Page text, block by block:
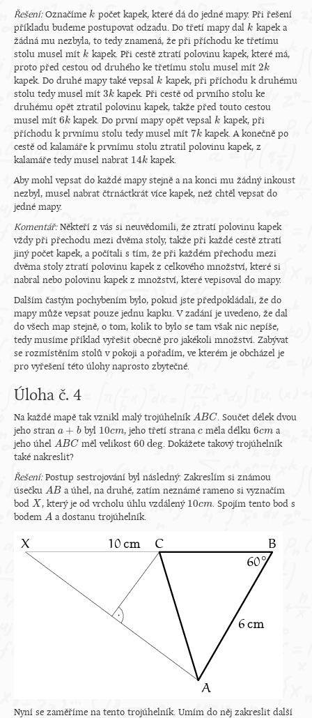
Řešení:Označíme k
k počet kapek, které dá do jedné mapy. Při řešení
příkladu budeme postupovat odzadu. Do třetí mapy dal k
k kapek a
žádná mu nezbyla, to tedy znamená, že při příchodu ke třetímu
stolu musel mít k
k kapek. Při cestě ztratí polovinu kapek, které má,
proto před cestou od druhého ke třetímu stolu musel mít 2k
2k
kapek. Do druhé mapy také vepsal k
k kapek, při příchodu k druhému
stolu tedy musel mít 3k
3k kapek. Při cestě od prvního stolu ke
druhému opět ztratil polovinu kapek, takže před touto cestou
musel mít 6k
6k kapek. Do první mapy opět vepsalk
k kapek, při
příchodu k prvnímu stolu tedy musel mít 7k
7k kapek. A konečně po
cestě od kalamáře k prvnímu stolu ztratil polovinu kapek, z
kalamáře tedy musel nabrat 14k
14kkapek.
Aby mohl vepsat do každé mapy stejně a na konci mu žádný inkoust
nezbyl, musel nabrat čtrnáctkrát více kapek, než chtěl vepsat do
jedné mapy.
Komentář:Někteří z vás si neuvědomili, že ztratí polovinu kapek
vždy při přechodu mezi dvěma stoly, takže při každé cestě ztratí
jiný počet kapek, a počítali s tím, že při každém přechodu mezi
dvěma stoly ztratí polovinu kapek z celkového množství, které si
nabral nebo polovinu kapek z množství, které vepisoval do mapy.
Dalším častým pochybením bylo, pokud jste předpokládali, že do
mapy může vepsat pouze jednu kapku. V zadání je uvedeno, že dal
do všech map stejně, o tom, kolik to bylo se tam však nic nepíše,
tedy musíme příklad vyřešit obecně pro jakékoli množství. Zabývat
se rozmístěním stolů v pokoji a pořadím, ve kterém je obcházel je
pro vyřešení této úlohy naprosto zbytečné.
Úloha č. 4
Na každé mapě tak vznikl malý trojúhelník ABC
ABC
. Součet délek dvou
jeho stran a + b
a+b byl 10cm
10cm , jeho třetí stranac
c měla délku6cm
6cm a
jeho úhel ABC
ABC měl velikost60 deg
60deg . Dokážete takový trojúhelník
také nakreslit?
Řešení:Postup sestrojování byl následný: Zakreslím si známou
úsečku AB
AB
a úhel, na druhé, zatím neznámé rameno si vyznačím
bod X
X , který je od vrcholu úhlu vzdálený 10cm
10cm . Spojím tento bod s
bodem A
A a dostanu trojúhelník.
Nyní se zaměříme na tento trojúhelník. Umím do něj zakreslit další